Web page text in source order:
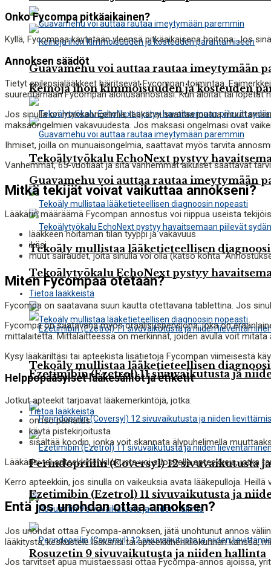
Guavamehu voi auttaa rautaa imeytymään
Tekoälytyökalu EchoNext pystyy
Tekoäly mullistaa lääketieteellisen
Tietoa lääkkeistä
Ezetimibin (Ezetrol) 11 sivuvaikutusta ja
Perindopriilin (Coversyl) 12 sivuvaikutusta
Rosuzetin 9 sivuvaikutusta ja niiden hallinta
Keinoja ihon kimmoisuuden ja kosteuden
Guavamehu voi auttaa rautaa imeytymään
Tekoälytyökalu EchoNext pystyy
Tekoäly mullistaa lääketieteellisen
Tietoa lääkkeistä
Ezetimibin (Ezetrol) 11 sivuvaikutusta ja
Onko Fycompa pitkäaikainen?
Kyllä, Fycompaa käytetään yleensä pitkäaikaisena hoitona. Jos
Annoksen säädöt
Tietyt epilepsialääkkeet häiritsevät Fycompan toimintaa.
suurentamaan Fycompan aloitusannostasi. Kun aloitat tai lopetat
Jos sinulla on maksaongelmia, lääkärisi saattaa joutua
maksaongelmien vakavuudesta. Jos maksasi ongelmasi ovat
Ihmiset, joilla on munuaisongelmia, saattavat myös tarvita
Vanhemmat, 65-vuotiaat ja sitä vanhemmat aikuiset saattavat
Mitkä tekijät voivat vaikuttaa annokseni?
Lääkärin määräämä Fycompan annostus voi riippua useista
lääkkeen hoitaman tilan tyyppi ja vakavuus
ikäsi
muut sairaudet, joita sinulla voi olla (katso kohta
Miten Fycompaa otetaan?
Fycompa on saatavana suun kautta otettavana tablettina. Jos
Fycompa on saatavana myös oraalisuspensiona, joka on
mittalaitetta. Mittalaitteessa on merkinnät, joiden avulla voit mitata
Kysy lääkäriltäsi tai apteekista lisätietoja Fycompan viimeisestä
Helppopääsyiset lääkesäiliöt ja etiketit
Jotkut apteekit tarjoavat lääkemerkintöjä, jotka:
on iso painatus
käytä pistekirjoitusta
sisältää koodin, jonka voit skannata älypuhelimella
Lääkärisi tai apteekkihenkilökunta voi suositella apteekkeja, jotka
Kerro apteekkiin, jos sinulla on vaikeuksia avata lääkepulloja.
Entä jos unohdan ottaa annoksen?
Jos unohdat ottaa Fycompa-annoksen, jätä unohtunut annos
lääkitystä, keskustele lääkärisi tai apteekkihenkilökunnan kanssa,
Jos tarvitset apua muistaessasi ottaa Fycompa-annos ajoissa,